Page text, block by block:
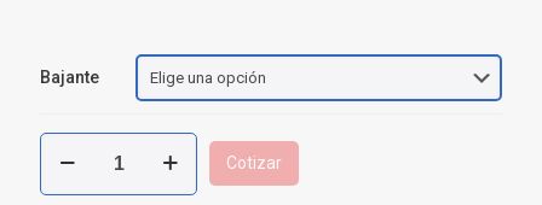
Bajante
Codo
Bajante
Cotizar